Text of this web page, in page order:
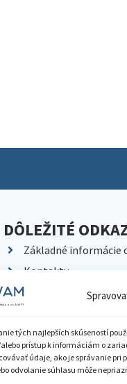
tých najlepších skúseností
prístup k informáciám o
údaje, ako je správanie pri
odvolanie súhlasu môže
DÔLEŽITÉ
Základné informácie
Kontakty
Kariéra
Pracoviská NIVaM
Dokumenty inštitúcie
Knižnica